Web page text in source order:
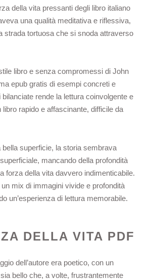
della vita pressanti degli libro italiano
una qualità meditativa e riflessiva,
strada tortuosa che si snoda attraverso
libro e senza compromessi di John
epub gratis di esempi concreti e
rende la lettura coinvolgente e
libro rapido e affascinante, difficile da
bella superficie, la storia sembrava
superficiale, mancando della profondità
forza della vita davvero indimenticabile.
mix di immagini vivide e profondità
un’esperienza di lettura memorabile.
DELLA VITA PDF
dell’autore era poetico, con un
bello che, a volte, frustrantemente